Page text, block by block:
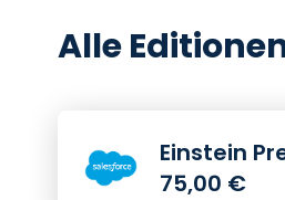
Alle
Einstein
75,00 €